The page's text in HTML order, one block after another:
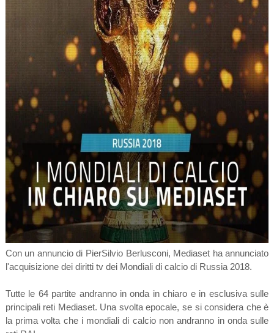
Con un annuncio di PierSilvio Berlusconi, Mediaset ha annunciato
l'acquisizione dei diritti tv dei Mondiali di calcio di Russia 2018.
Tutte le 64 partite andranno in onda in chiaro e in esclusiva sulle
principali reti Mediaset. Una svolta epocale, se si considera che è
la prima volta che i mondiali di calcio non andranno in onda sulle